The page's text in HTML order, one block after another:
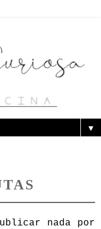
▼
nada por